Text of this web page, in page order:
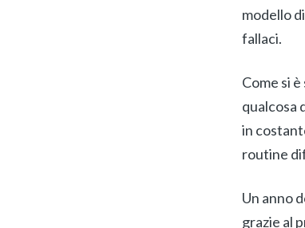
modello
fallaci.
Come si
qualcosa
in
routine
Un anno
grazie al